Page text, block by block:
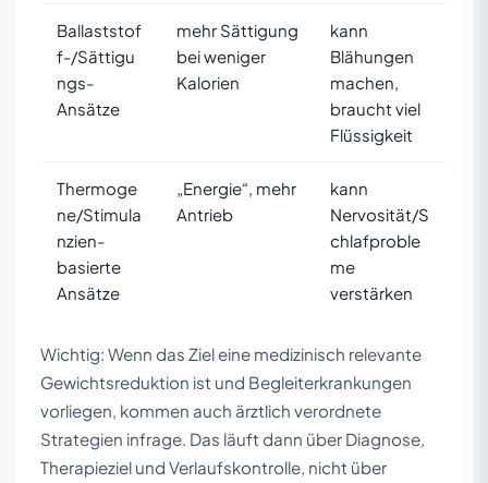
Ballaststof
f-/Sättigu
ngs-
Ansätze
mehr Sättigung
bei weniger
Kalorien
kann
Blähungen
machen,
braucht viel
Flüssigkeit
Thermoge
ne/Stimula
nzien-
basierte
Ansätze
„Energie“, mehr
Antrieb
kann
Nervosität/S
chlafproble
me
verstärken
Wichtig: Wenn das Ziel eine medizinisch relevante
Gewichtsreduktion ist und Begleiterkrankungen
vorliegen, kommen auch ärztlich verordnete
Strategien infrage. Das läuft dann über Diagnose,
Therapieziel und Verlaufskontrolle, nicht über